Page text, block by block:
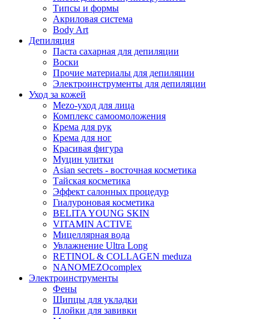
Типсы и формы
Акриловая система
Body Art
Депиляция
Паста сахарная для депиляции
Воски
Прочие материалы для депиляции
Электроинструменты для депиляции
Уход за кожей
Mezo-уход для лица
Комплекс самоомоложения
Крема для рук
Крема для ног
Красивая фигура
Муцин улитки
Asian seсrets - восточная косметика
Тайская косметика
Эффект салонных процедур
Гиалуроновая косметика
BELITA YOUNG SKIN
VITAMIN ACTIVE
Мицеллярная вода
Увлажнение Ultra Long
RETINOL & COLLAGEN meduza
NANOMEZOcomplex
Электроинструменты
Фены
Щипцы для укладки
Плойки для завивки